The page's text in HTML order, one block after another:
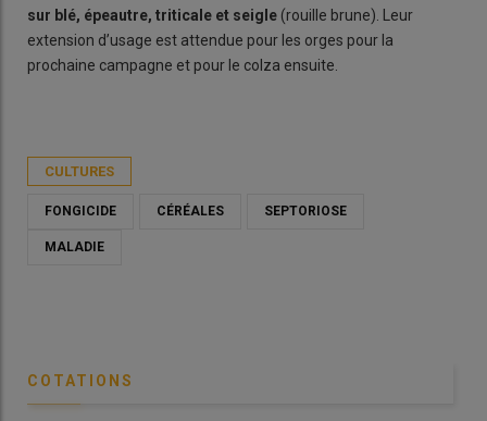
sur blé, épeautre, triticale et seigle (rouille brune). Leur
extension d’usage est attendue pour les orges pour la
prochaine campagne et pour le colza ensuite.
CULTURES
FONGICIDE CÉRÉALES SEPTORIOSE
MALADIE
COTATIONS